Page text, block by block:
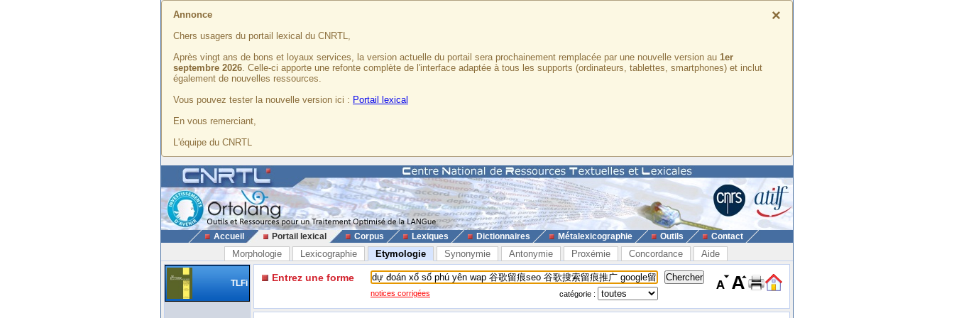
×
Annonce
Chers usagers du portail lexical du CNRTL,
Après vingt ans de bons et loyaux services, la version actuelle du portail sera prochainement remplacée par une nouvelle version au 1er
septembre 2026. Celle-ci apporte une refonte complète de l'interface adaptée à tous les supports (ordinateurs, tablettes, smartphones) et inclut
également de nouvelles ressources.
Vous pouvez tester la nouvelle version ici : Portail lexical
En vous remerciant,
L'équipe du CNRTL
Accueil Portail lexical Corpus Lexiques Dictionnaires Métalexicographie Outils Contact
Morphologie Lexicographie Etymologie Synonymie Antonymie Proxémie Concordance Aide
TLFi Entrez une forme
notices corrigées catégorie :